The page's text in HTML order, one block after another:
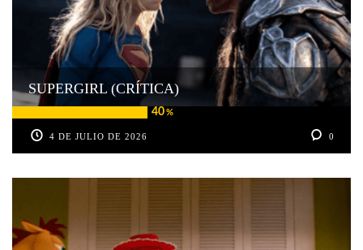
40%
SUPERGIRL (CRÍTICA)
4 DE JULIO DE 2026 0